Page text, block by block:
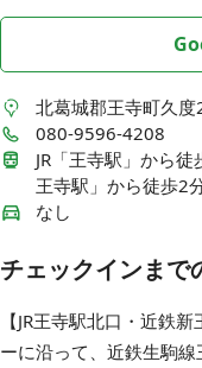
北葛城郡王寺町久度
080-9596-4208
JR「王寺駅」から
王寺駅」から徒歩2
なし
チェックインまで
【JR王寺駅北口・近鉄
ーに沿って、近鉄生駒